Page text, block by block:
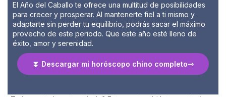
El Año del Caballo te ofrece una multitud de posibilidades
para crecer y prosperar. Al mantenerte fiel a ti mismo y
adaptarte sin perder tu equilibrio, podrás sacar el máximo
provecho de este periodo. Que este año esté lleno de
éxito, amor y serenidad.
⏬ Descargar mi horóscopo chino completo